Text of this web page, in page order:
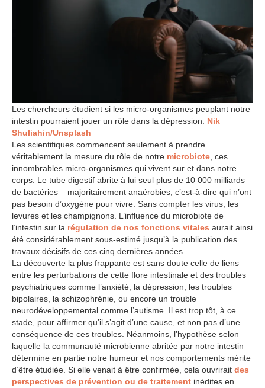
Les chercheurs étudient si les micro-organismes peuplant notre
intestin pourraient jouer un rôle dans la dépression. Nik
Shuliahin/Unsplash
Les scientifiques commencent seulement à prendre
véritablement la mesure du rôle de notre microbiote, ces
innombrables micro-organismes qui vivent sur et dans notre
corps. Le tube digestif abrite à lui seul plus de 10 000 milliards
de bactéries – majoritairement anaérobies, c’est-à-dire qui n’ont
pas besoin d’oxygène pour vivre. Sans compter les virus, les
levures et les champignons. L’influence du microbiote de
l’intestin sur la régulation de nos fonctions vitales aurait ainsi
été considérablement sous-estimé jusqu’à la publication des
travaux décisifs de ces cinq dernières années.
La découverte la plus frappante est sans doute celle de liens
entre les perturbations de cette flore intestinale et des troubles
psychiatriques comme l’anxiété, la dépression, les troubles
bipolaires, la schizophrénie, ou encore un trouble
neurodéveloppemental comme l’autisme. Il est trop tôt, à ce
stade, pour affirmer qu’il s’agit d’une cause, et non pas d’une
conséquence de ces troubles. Néanmoins, l’hypothèse selon
laquelle la communauté microbienne abritée par notre intestin
détermine en partie notre humeur et nos comportements mérite
d’être étudiée. Si elle venait à être confirmée, cela ouvrirait des
perspectives de prévention ou de traitement inédites en